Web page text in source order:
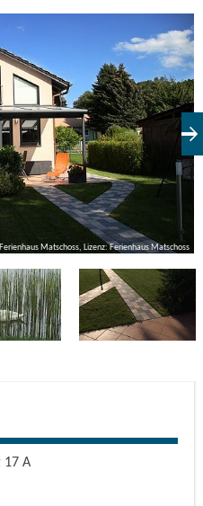
Matschoss, Lizenz: Ferienhaus Matschoss
17 A